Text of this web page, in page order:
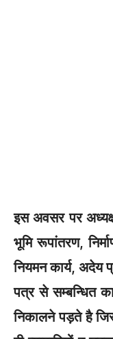
इस अवसर पर
भूमि रूपांतरण,
नियमन कार्य, अदेय
पत्र से सम्बन्धित
निकालने पड़ते है